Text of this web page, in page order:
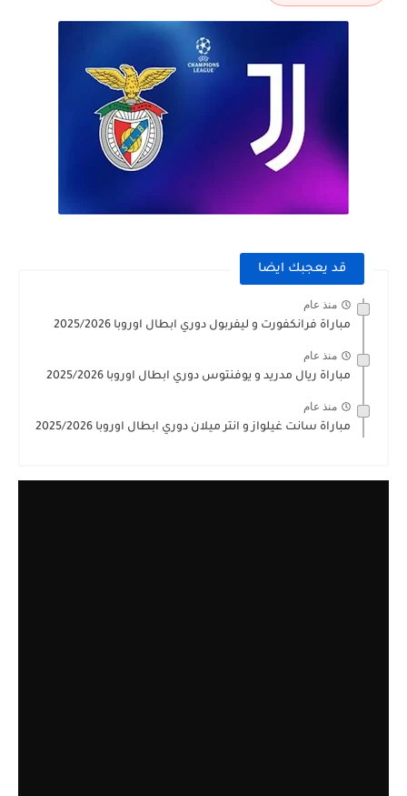
قد يعجبك ايضا
منذ عام
مباراة فرانكفورت و ليفربول دوري ابطال اوروبا 2025/2026
منذ عام
مباراة ريال مدريد و يوفنتوس دوري ابطال اوروبا 2025/2026
منذ عام
مباراة سانت غيلواز و انتر ميلان دوري ابطال اوروبا 2025/2026